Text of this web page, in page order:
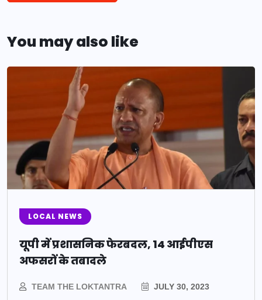
You may also like
LOCAL NEWS
यूपी में प्रशासनिक फेरबदल, 14 आईपीएस
अफसरों के तबादले
TEAM THE LOKTANTRA JULY 30, 2023